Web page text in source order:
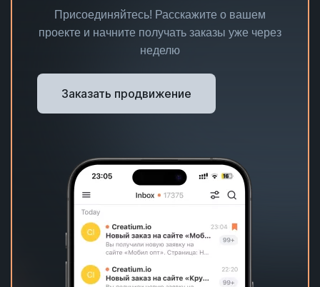
Присоединяйтесь! Расскажите о вашем
проекте и начните получать заказы уже через
неделю
Заказать продвижение